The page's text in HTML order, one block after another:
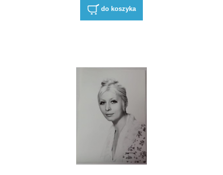
do koszyka